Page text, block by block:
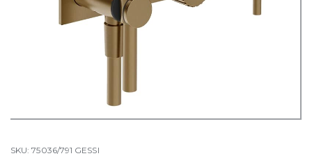
SKU:75036/791 GESSI